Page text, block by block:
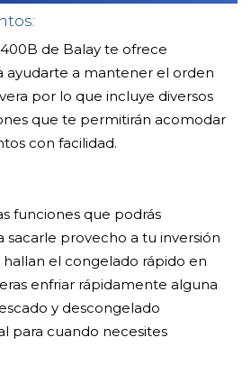
de Balay te ofrece
ayudarte a mantener el orden
por lo que incluye diversos
que te permitirán acomodar
con facilidad.
funciones que podrás
sacarle provecho a tu inversión
hallan el congelado rápido en
enfriar rápidamente alguna
y descongelado
para cuando necesites